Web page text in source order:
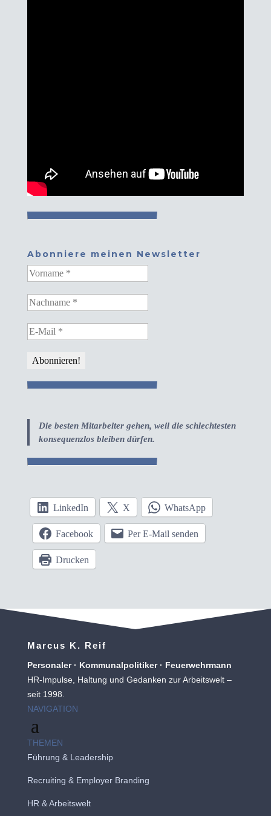
Abonniere meinen Newsletter
Die besten Mitarbeiter gehen, weil die schlechtesten
konsequenzlos bleiben dürfen.
LinkedIn X WhatsApp
Facebook Per E-Mail senden
Drucken
Marcus K. Reif
Personaler · Kommunalpolitiker · Feuerwehrmann
HR-Impulse, Haltung und Gedanken zur Arbeitswelt –
seit 1998.
NAVIGATION
THEMEN
Führung & Leadership
Recruiting & Employer Branding
HR & Arbeitswelt